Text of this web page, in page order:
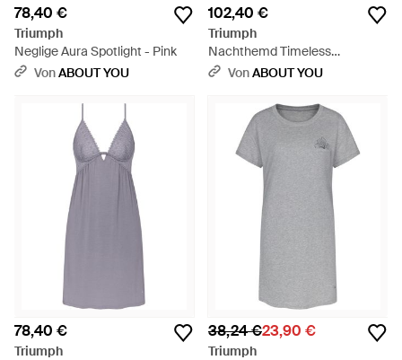
78,40 €
Triumph
Neglige Aura Spotlight - Pink
VonABOUT YOU
102,40 €
Triumph
Nachthemd Timeless
Sensuality - Lila
VonABOUT YOU
78,40 €
Triumph
38,24 €23,90 €
Triumph